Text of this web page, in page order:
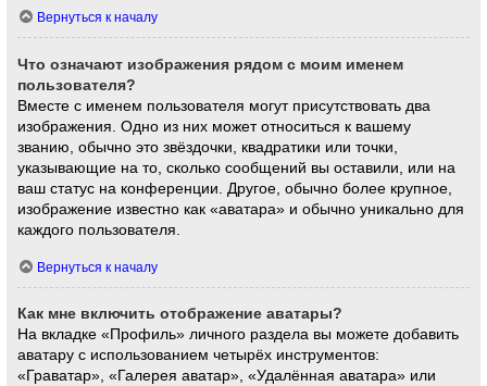
Вернуться к началу
Что означают изображения рядом с моим именем
пользователя?
Вместе с именем пользователя могут присутствовать два
изображения. Одно из них может относиться к вашему
званию, обычно это звёздочки, квадратики или точки,
указывающие на то, сколько сообщений вы оставили, или на
ваш статус на конференции. Другое, обычно более крупное,
изображение известно как «аватара» и обычно уникально для
каждого пользователя.
Вернуться к началу
Как мне включить отображение аватары?
На вкладке «Профиль» личного раздела вы можете добавить
аватару с использованием четырёх инструментов:
«Граватар», «Галерея аватар», «Удалённая аватара» или